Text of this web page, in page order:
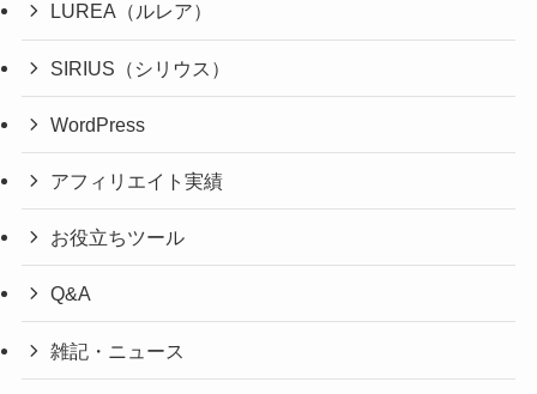
LUREA（ルレア）
SIRIUS（シリウス）
WordPress
アフィリエイト実績
お役立ちツール
Q&A
雑記・ニュース